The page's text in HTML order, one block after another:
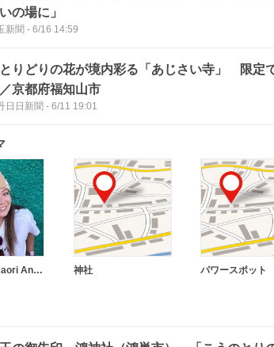
の場に」
新聞 - 6/16 14:59
りどりの花が境内彩る「あじさい寺」 限定
京都府福知山市
日日新聞 - 6/11 19:01
阿武夏織／Kaori Anno（クリエイター） 神社 パワースポット